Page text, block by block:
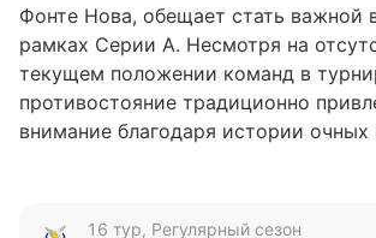
Фонте Нова, обещает стать важной
рамках Серии А. Несмотря на
текущем положении команд в
противостояние традиционно
внимание благодаря истории очных
16 тур, Регулярный сезон